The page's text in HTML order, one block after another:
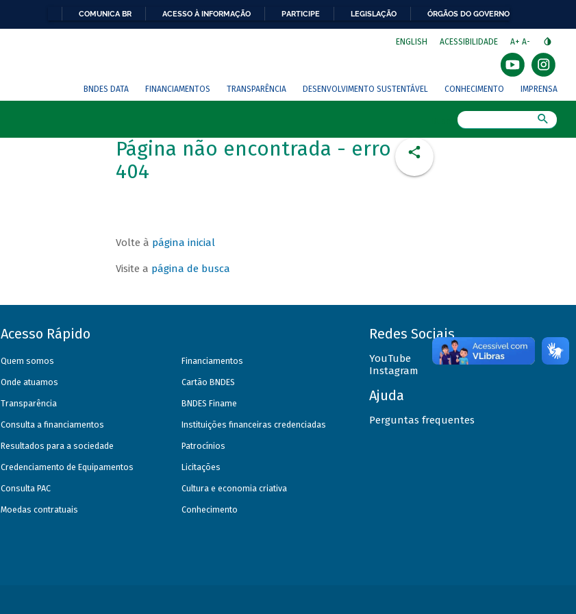
COMUNICA BR ACESSO À INFORMAÇÃO PARTICIPE LEGISLAÇÃO ÓRGÃOS DO GOVERNO
ENGLISH ACESSIBILIDADE A+ A-
BNDES DATA FINANCIAMENTOS TRANSPARÊNCIA DESENVOLVIMENTO SUSTENTÁVEL CONHECIMENTO IMPRENSA
Página não encontrada - erro
404
Volte à página inicial
Visite a página de busca
Acesso Rápido
Quem somos
Onde atuamos
Transparência
Consulta a financiamentos
Resultados para a sociedade
Credenciamento de Equipamentos
Consulta PAC
Moedas contratuais
Financiamentos
Cartão BNDES
BNDES Finame
Instituições financeiras credenciadas
Patrocínios
Licitações
Cultura e economia criativa
Conhecimento
Redes Sociais
YouTube
Instagram
Ajuda
Perguntas frequentes